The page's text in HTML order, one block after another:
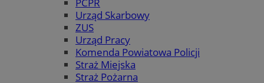
Urząd Skarbowy
ZUS
Urząd Pracy
Komenda Powiatowa Policji
Straż Miejska
Straż Pożarna